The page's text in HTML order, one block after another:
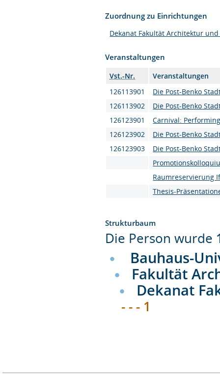
Zuordnung zu Einrichtungen
Dekanat Fakultät Architektur
Veranstaltungen
Vst.-Nr.
Veranstaltungen
126113901
Die Post-Benko
126113902
Die Post-Benko
126123901
Carnival:
126123902
Die Post-Benko
126123903
Die Post-Benko
Raumreservierung
Thesis-
Strukturbaum
Die Person wurde
Bauhaus-
Fakultät
Dekanat
- - - 1